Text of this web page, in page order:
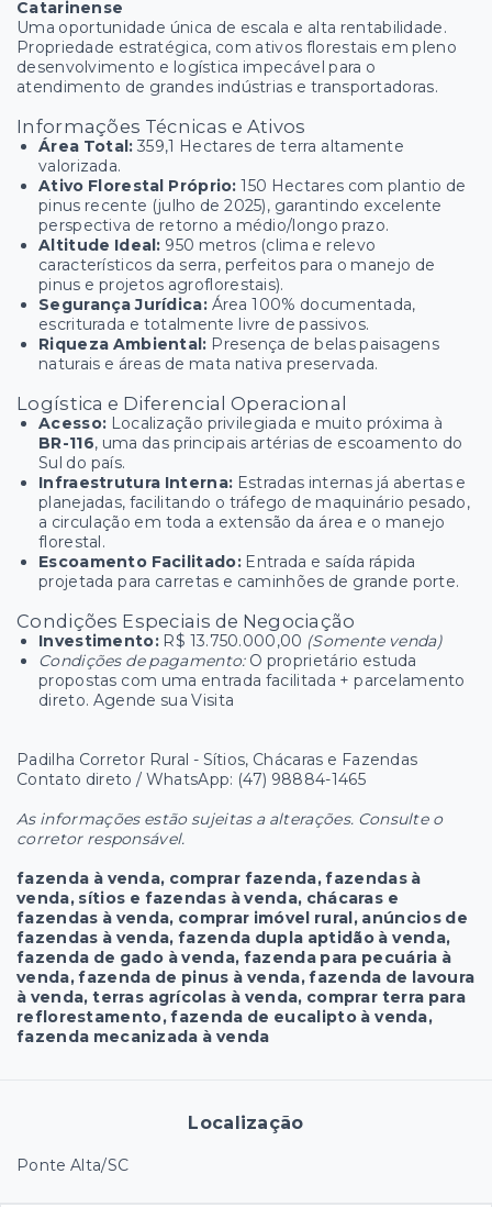
Catarinense
Uma oportunidade única de escala e alta rentabilidade.
Propriedade estratégica, com ativos florestais em pleno
desenvolvimento e logística impecável para o
atendimento de grandes indústrias e transportadoras.
Informações Técnicas e Ativos
Área Total: 359,1 Hectares de terra altamente
valorizada.
Ativo Florestal Próprio: 150 Hectares com plantio de
pinus recente (julho de 2025), garantindo excelente
perspectiva de retorno a médio/longo prazo.
Altitude Ideal: 950 metros (clima e relevo
característicos da serra, perfeitos para o manejo de
pinus e projetos agroflorestais).
Segurança Jurídica:Área 100% documentada,
escriturada e totalmente livre de passivos.
Riqueza Ambiental: Presença de belas paisagens
naturais e áreas de mata nativa preservada.
Logística e Diferencial Operacional
Acesso: Localização privilegiada e muito próxima à
BR-116, uma das principais artérias de escoamento do
Sul do país.
Infraestrutura Interna: Estradas internas já abertas e
planejadas, facilitando o tráfego de maquinário pesado,
a circulação em toda a extensão da área e o manejo
florestal.
Escoamento Facilitado:Entrada e saída rápida
projetada para carretas e caminhões de grande porte.
Condições Especiais de Negociação
Investimento:R$ 13.750.000,00 (Somente venda)
Condições de pagamento:O proprietário estuda
propostas com uma entrada facilitada + parcelamento
direto. Agende sua Visita
Padilha Corretor Rural - Sítios, Chácaras e Fazendas
Contato direto / WhatsApp: (47) 98884-1465
As informações estão sujeitas a alterações. Consulte o
corretor responsável.
fazenda à venda, comprar fazenda, fazendas à
venda, sítios e fazendas à venda, chácaras e
fazendas à venda, comprar imóvel rural, anúncios de
fazendas à venda, fazenda dupla aptidão à venda,
fazenda de gado à venda, fazenda para pecuária à
venda, fazenda de pinus à venda, fazenda de lavoura
à venda, terras agrícolas à venda, comprar terra para
reflorestamento, fazenda de eucalipto à venda,
fazenda mecanizada à venda
Localização
Ponte Alta/SC